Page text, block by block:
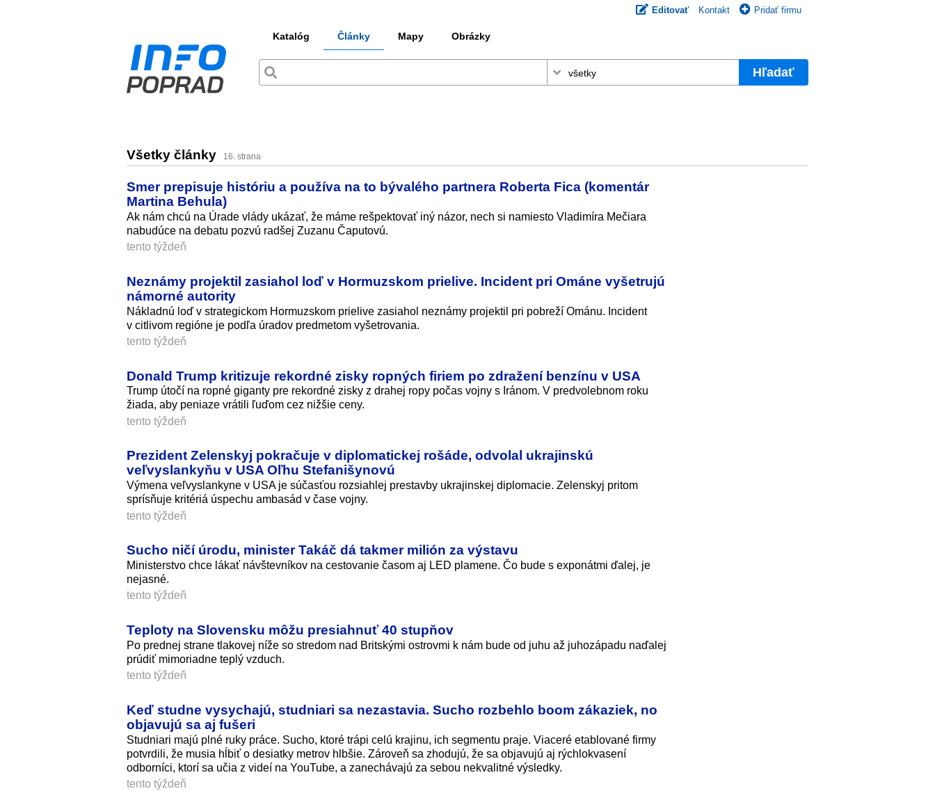
Editovať Kontakt Pridať firmu
Katalóg Články Mapy Obrázky
Hľadať
Všetky články 16. strana
Smer prepisuje históriu a používa na to bývalého partnera Roberta Fica (komentár
Martina Behula)
Ak nám chcú na Úrade vlády ukázať, že máme rešpektovať iný názor, nech si namiesto Vladimíra Mečiara
nabudúce na debatu pozvú radšej Zuzanu Čaputovú.
tento týždeň
Neznámy projektil zasiahol loď v Hormuzskom prielive. Incident pri Ománe vyšetrujú
námorné autority
Nákladnú loď v strategickom Hormuzskom prielive zasiahol neznámy projektil pri pobreží Ománu. Incident
v citlivom regióne je podľa úradov predmetom vyšetrovania.
tento týždeň
Donald Trump kritizuje rekordné zisky ropných firiem po zdražení benzínu v USA
Trump útočí na ropné giganty pre rekordné zisky z drahej ropy počas vojny s Iránom. V predvolebnom roku
žiada, aby peniaze vrátili ľuďom cez nižšie ceny.
tento týždeň
Prezident Zelenskyj pokračuje v diplomatickej rošáde, odvolal ukrajinskú
veľvyslankyňu v USA Oľhu Stefanišynovú
Výmena veľvyslankyne v USA je súčasťou rozsiahlej prestavby ukrajinskej diplomacie. Zelenskyj pritom
sprísňuje kritériá úspechu ambasád v čase vojny.
tento týždeň
Sucho ničí úrodu, minister Takáč dá takmer milión za výstavu
Ministerstvo chce lákať návštevníkov na cestovanie časom aj LED plamene. Čo bude s exponátmi ďalej, je
nejasné.
tento týždeň
Teploty na Slovensku môžu presiahnuť 40 stupňov
Po prednej strane tlakovej níže so stredom nad Britskými ostrovmi k nám bude od juhu až juhozápadu naďalej
prúdiť mimoriadne teplý vzduch.
tento týždeň
Keď studne vysychajú, studniari sa nezastavia. Sucho rozbehlo boom zákaziek, no
objavujú sa aj fušeri
Studniari majú plné ruky práce. Sucho, ktoré trápi celú krajinu, ich segmentu praje. Viaceré etablované firmy
potvrdili, že musia hĺbiť o desiatky metrov hlbšie. Zároveň sa zhodujú, že sa objavujú aj rýchlokvasení
odborníci, ktorí sa učia z videí na YouTube, a zanechávajú za sebou nekvalitné výsledky.
tento týždeň